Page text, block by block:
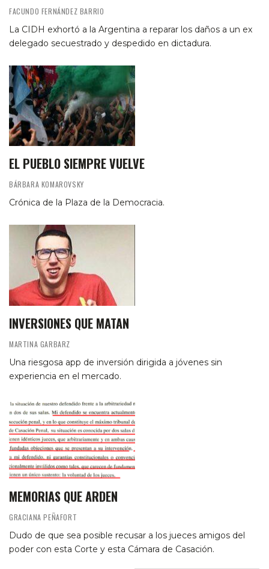
FACUNDO FERNÁNDEZ BARRIO
La CIDH exhortó a la Argentina a reparar los daños a un ex
delegado secuestrado y despedido en dictadura.
EL PUEBLO SIEMPRE VUELVE
BÁRBARA KOMAROVSKY
Crónica de la Plaza de la Democracia.
INVERSIONES QUE MATAN
MARTINA GARBARZ
Una riesgosa app de inversión dirigida a jóvenes sin
experiencia en el mercado.
MEMORIAS QUE ARDEN
GRACIANA PEÑAFORT
Dudo de que sea posible recusar a los jueces amigos del
poder con esta Corte y esta Cámara de Casación.